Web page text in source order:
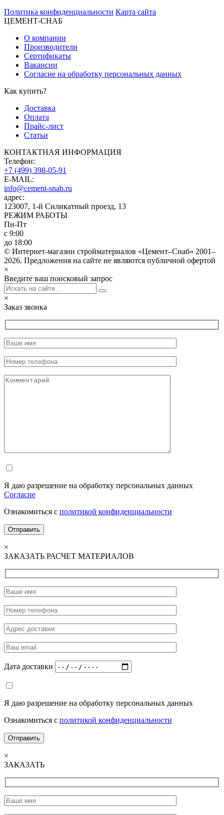
Политика конфиденциальности Карта сайта
ЦЕМЕНТ-СНАБ
О компании
Производители
Сертификаты
Вакансии
Согласие на обработку персональных данных
Как купить?
Доставка
Оплата
Прайс-лист
Статьи
КОНТАКТНАЯ ИНФОРМАЦИЯ
Телефон:
+7 (499) 398-05-91
E-MAIL:
info@cement-snab.ru
адрес:
123007, 1-й Силикатный проезд, 13
РЕЖИМ РАБОТЫ
Пн-Пт
с 9:00
до 18:00
© Интернет-магазин стройматериалов «Цемент–Снаб» 2001–
2026. Предложения на сайте не являются публичной офертой
×
Введите ваш поисковый запрос
×
Заказ звонка
Я даю разрешение на обработку персональных данных
Согласие
Ознакомиться с политикой конфиденциальности
×
ЗАКАЗАТЬ РАСЧЕТ МАТЕРИАЛОВ
Дата доставки
Я даю разрешение на обработку персональных данных
Ознакомиться с политикой конфиденциальности
×
ЗАКАЗАТЬ